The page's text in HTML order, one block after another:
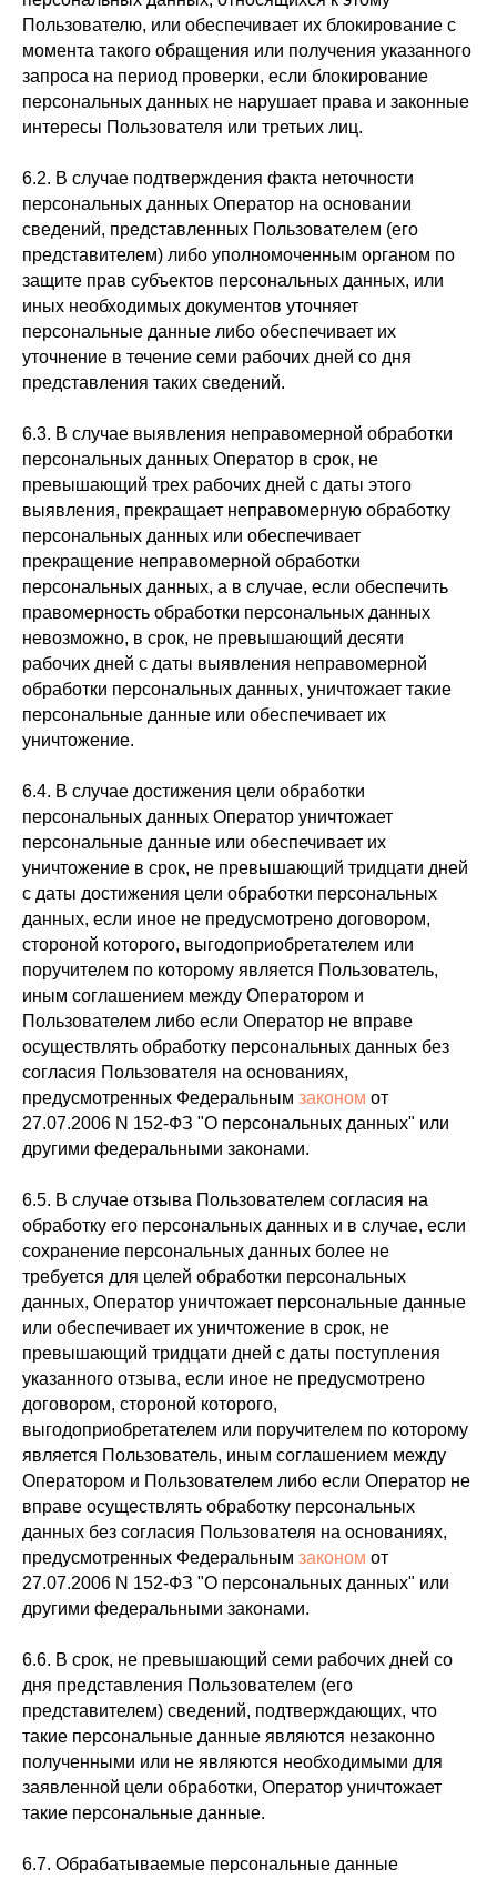
Пользователю, или обеспечивает их блокирование с
момента такого обращения или получения указанного
запроса на период проверки, если блокирование
персональных данных не нарушает права и законные
интересы Пользователя или третьих лиц.
6.2. В случае подтверждения факта неточности
персональных данных Оператор на основании
сведений, представленных Пользователем (его
представителем) либо уполномоченным органом по
защите прав субъектов персональных данных, или
иных необходимых документов уточняет
персональные данные либо обеспечивает их
уточнение в течение семи рабочих дней со дня
представления таких сведений.
6.3. В случае выявления неправомерной обработки
персональных данных Оператор в срок, не
превышающий трех рабочих дней с даты этого
выявления, прекращает неправомерную обработку
персональных данных или обеспечивает
прекращение неправомерной обработки
персональных данных, а в случае, если обеспечить
правомерность обработки персональных данных
невозможно, в срок, не превышающий десяти
рабочих дней с даты выявления неправомерной
обработки персональных данных, уничтожает такие
персональные данные или обеспечивает их
уничтожение.
6.4. В случае достижения цели обработки
персональных данных Оператор уничтожает
персональные данные или обеспечивает их
уничтожение в срок, не превышающий тридцати дней
с даты достижения цели обработки персональных
данных, если иное не предусмотрено договором,
стороной которого, выгодоприобретателем или
поручителем по которому является Пользователь,
иным соглашением между Оператором и
Пользователем либо если Оператор не вправе
осуществлять обработку персональных данных без
согласия Пользователя на основаниях,
предусмотренных Федеральным законом от
27.07.2006 N 152-ФЗ "О персональных данных" или
другими федеральными законами.
6.5. В случае отзыва Пользователем согласия на
обработку его персональных данных и в случае, если
сохранение персональных данных более не
требуется для целей обработки персональных
данных, Оператор уничтожает персональные данные
или обеспечивает их уничтожение в срок, не
превышающий тридцати дней с даты поступления
указанного отзыва, если иное не предусмотрено
договором, стороной которого,
выгодоприобретателем или поручителем по которому
является Пользователь, иным соглашением между
Оператором и Пользователем либо если Оператор не
вправе осуществлять обработку персональных
данных без согласия Пользователя на основаниях,
предусмотренных Федеральным законом от
27.07.2006 N 152-ФЗ "О персональных данных" или
другими федеральными законами.
6.6. В срок, не превышающий семи рабочих дней со
дня представления Пользователем (его
представителем) сведений, подтверждающих, что
такие персональные данные являются незаконно
полученными или не являются необходимыми для
заявленной цели обработки, Оператор уничтожает
такие персональные данные.
6.7. Обрабатываемые персональные данные